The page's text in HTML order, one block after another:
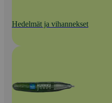
Hedelmät ja vihannekset